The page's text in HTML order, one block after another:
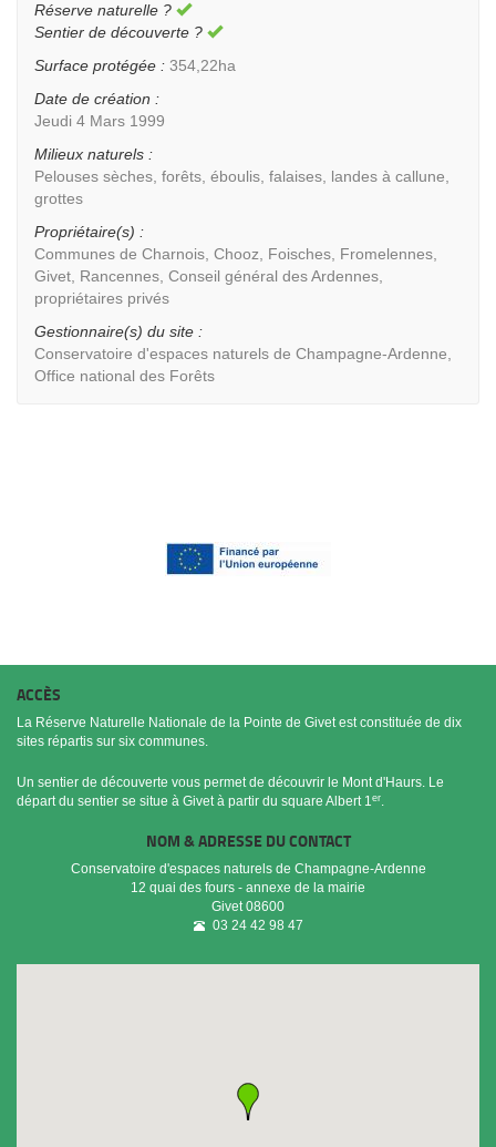
Réserve naturelle ?
Sentier de découverte ?
Surface protégée : 354,22ha
Date de création :
Jeudi 4 Mars 1999
Milieux naturels :
Pelouses sèches, forêts, éboulis, falaises, landes à callune,
grottes
Propriétaire(s) :
Communes de Charnois, Chooz, Foisches, Fromelennes,
Givet, Rancennes, Conseil général des Ardennes,
propriétaires privés
Gestionnaire(s) du site :
Conservatoire d'espaces naturels de Champagne-Ardenne,
Office national des Forêts
ACCÈS
La Réserve Naturelle Nationale de la Pointe de Givet est constituée de dix
sites répartis sur six communes.
Un sentier de découverte vous permet de découvrir le Mont d'Haurs. Le
départ du sentier se situe à Givet à partir du square Albert 1er.
NOM & ADRESSE DU CONTACT
Conservatoire d'espaces naturels de Champagne-Ardenne
12 quai des fours - annexe de la mairie
Givet 08600
03 24 42 98 47